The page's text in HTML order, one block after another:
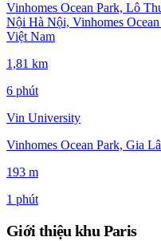
Vinhomes Ocean Park, Lô
Nội Hà Nội, Vinhomes
Việt Nam
1,81 km
6 phút
Vin University
Vinhomes Ocean Park, Gia
193 m
1 phút
Giới thiệu khu Paris